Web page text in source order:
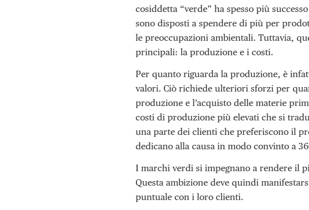
cosiddetta “verde” ha spesso più
sono disposti a spendere di più per
le preoccupazioni ambientali. Tuttavia,
principali: la produzione e i costi.
Per quanto riguarda la produzione, è
valori. Ciò richiede ulteriori sforzi per
produzione e l’acquisto delle materie
costi di produzione più elevati che si
una parte dei clienti che preferiscono il
dedicano alla causa in modo convinto a
I marchi verdi si impegnano a rendere il
Questa ambizione deve quindi
puntuale con i loro clienti.